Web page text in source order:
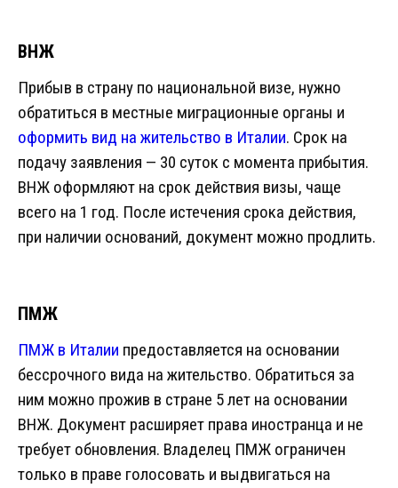
ВНЖ
Прибыв в страну по национальной визе, нужно
обратиться в местные миграционные органы и
оформить вид на жительство в Италии. Срок на
подачу заявления — 30 суток с момента прибытия.
ВНЖ оформляют на срок действия визы, чаще
всего на 1 год. После истечения срока действия,
при наличии оснований, документ можно продлить.
ПМЖ
ПМЖ в Италии предоставляется на основании
бессрочного вида на жительство. Обратиться за
ним можно прожив в стране 5 лет на основании
ВНЖ. Документ расширяет права иностранца и не
требует обновления. Владелец ПМЖ ограничен
только в праве голосовать и выдвигаться на